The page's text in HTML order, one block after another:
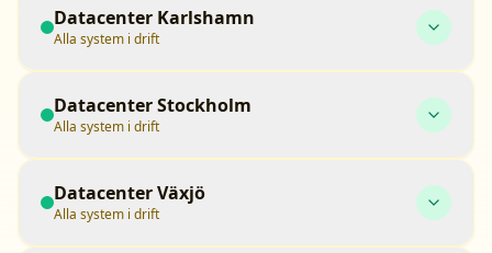
Datacenter Karlshamn
Alla system i drift
Datacenter Stockholm
Alla system i drift
Datacenter Växjö
Alla system i drift